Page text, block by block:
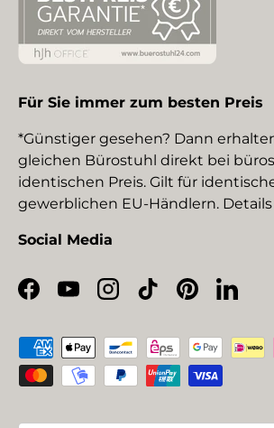
Für Sie immer zum besten Preis
*Günstiger gesehen? Dann
gleichen Bürostuhl direkt bei
identischen Preis. Gilt für
gewerblichen EU-Händlern. Details
Social Media
Facebook
YouTubeInstagram
TikTokPinterest
Zahlungsmethoden